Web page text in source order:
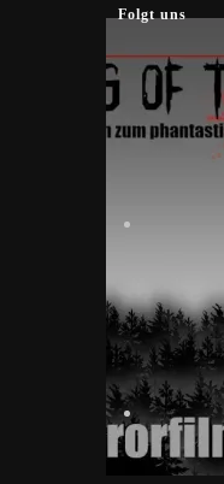
Folgt uns
Facebook
Instagram